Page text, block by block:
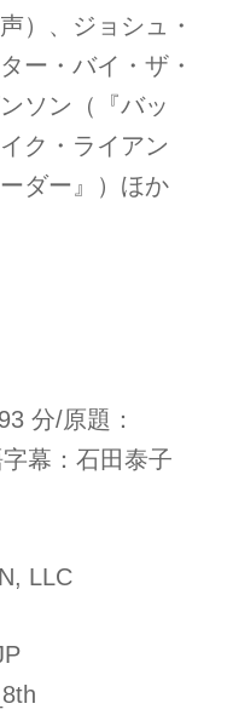
）、ジョシュ・
ー・バイ・ザ・
ソン（『バッ
ク・ライアン
ダー』）ほか
分/原題：
幕：⽯⽥泰⼦
LLC